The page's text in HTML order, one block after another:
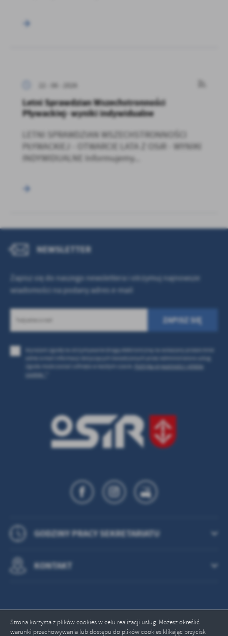
Strona korzysta z plików cookies w celu realizacji usług. Możesz określić
warunki przechowywania lub dostępu do plików cookies klikając przycisk
22 - 06 - 2026
Letni Sprawdzian Wszechstronności
Pływackiej- wyniki indywidualne
LETNI SPRAWDZIAN WSZECHSTRONNOŚCI
PŁYWACKIEJ - OTWARCIE LATA Z OSiR - WYNIKI
INDYWIDUALNE Informujemy...
NEWSLETTER
Zapisz się do naszego newslettera i otrzymuj najnowsze
wiadomości na podany adres e-mail
Wyrażam zgodę na otrzymywanie drogą elektroniczną na wskazany przeze mnie
adres e-mail informacji dotyczących świadczonych przez Administratora usług.
Zgoda może zostać cofnięta w każdym czasie.
Polityka prywatności i plików
cookies *
GODZINY PRACY SEKRETARIATU
KONTAKT